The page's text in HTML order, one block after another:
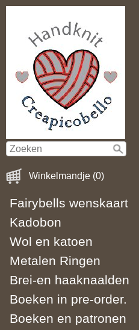
Winkelmandje (0)
Fairybells wenskaart
Kadobon
Wol en katoen
Metalen Ringen
Brei-en haaknaalden
Boeken in pre-order.
Boeken en patronen